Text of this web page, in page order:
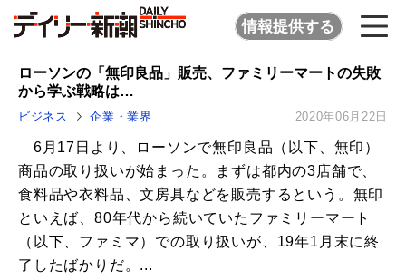
情報提供する
ローソンの「無印良品」販売、ファミリーマートの失敗
から学ぶ戦略は…
ビジネス 企業・業界 2020年06月22日
6月17日より、ローソンで無印良品（以下、無印）
商品の取り扱いが始まった。まずは都内の3店舗で、
食料品や衣料品、文房具などを販売するという。無印
といえば、80年代から続いていたファミリーマート
（以下、ファミマ）での取り扱いが、19年1月末に終
了したばかりだ。...